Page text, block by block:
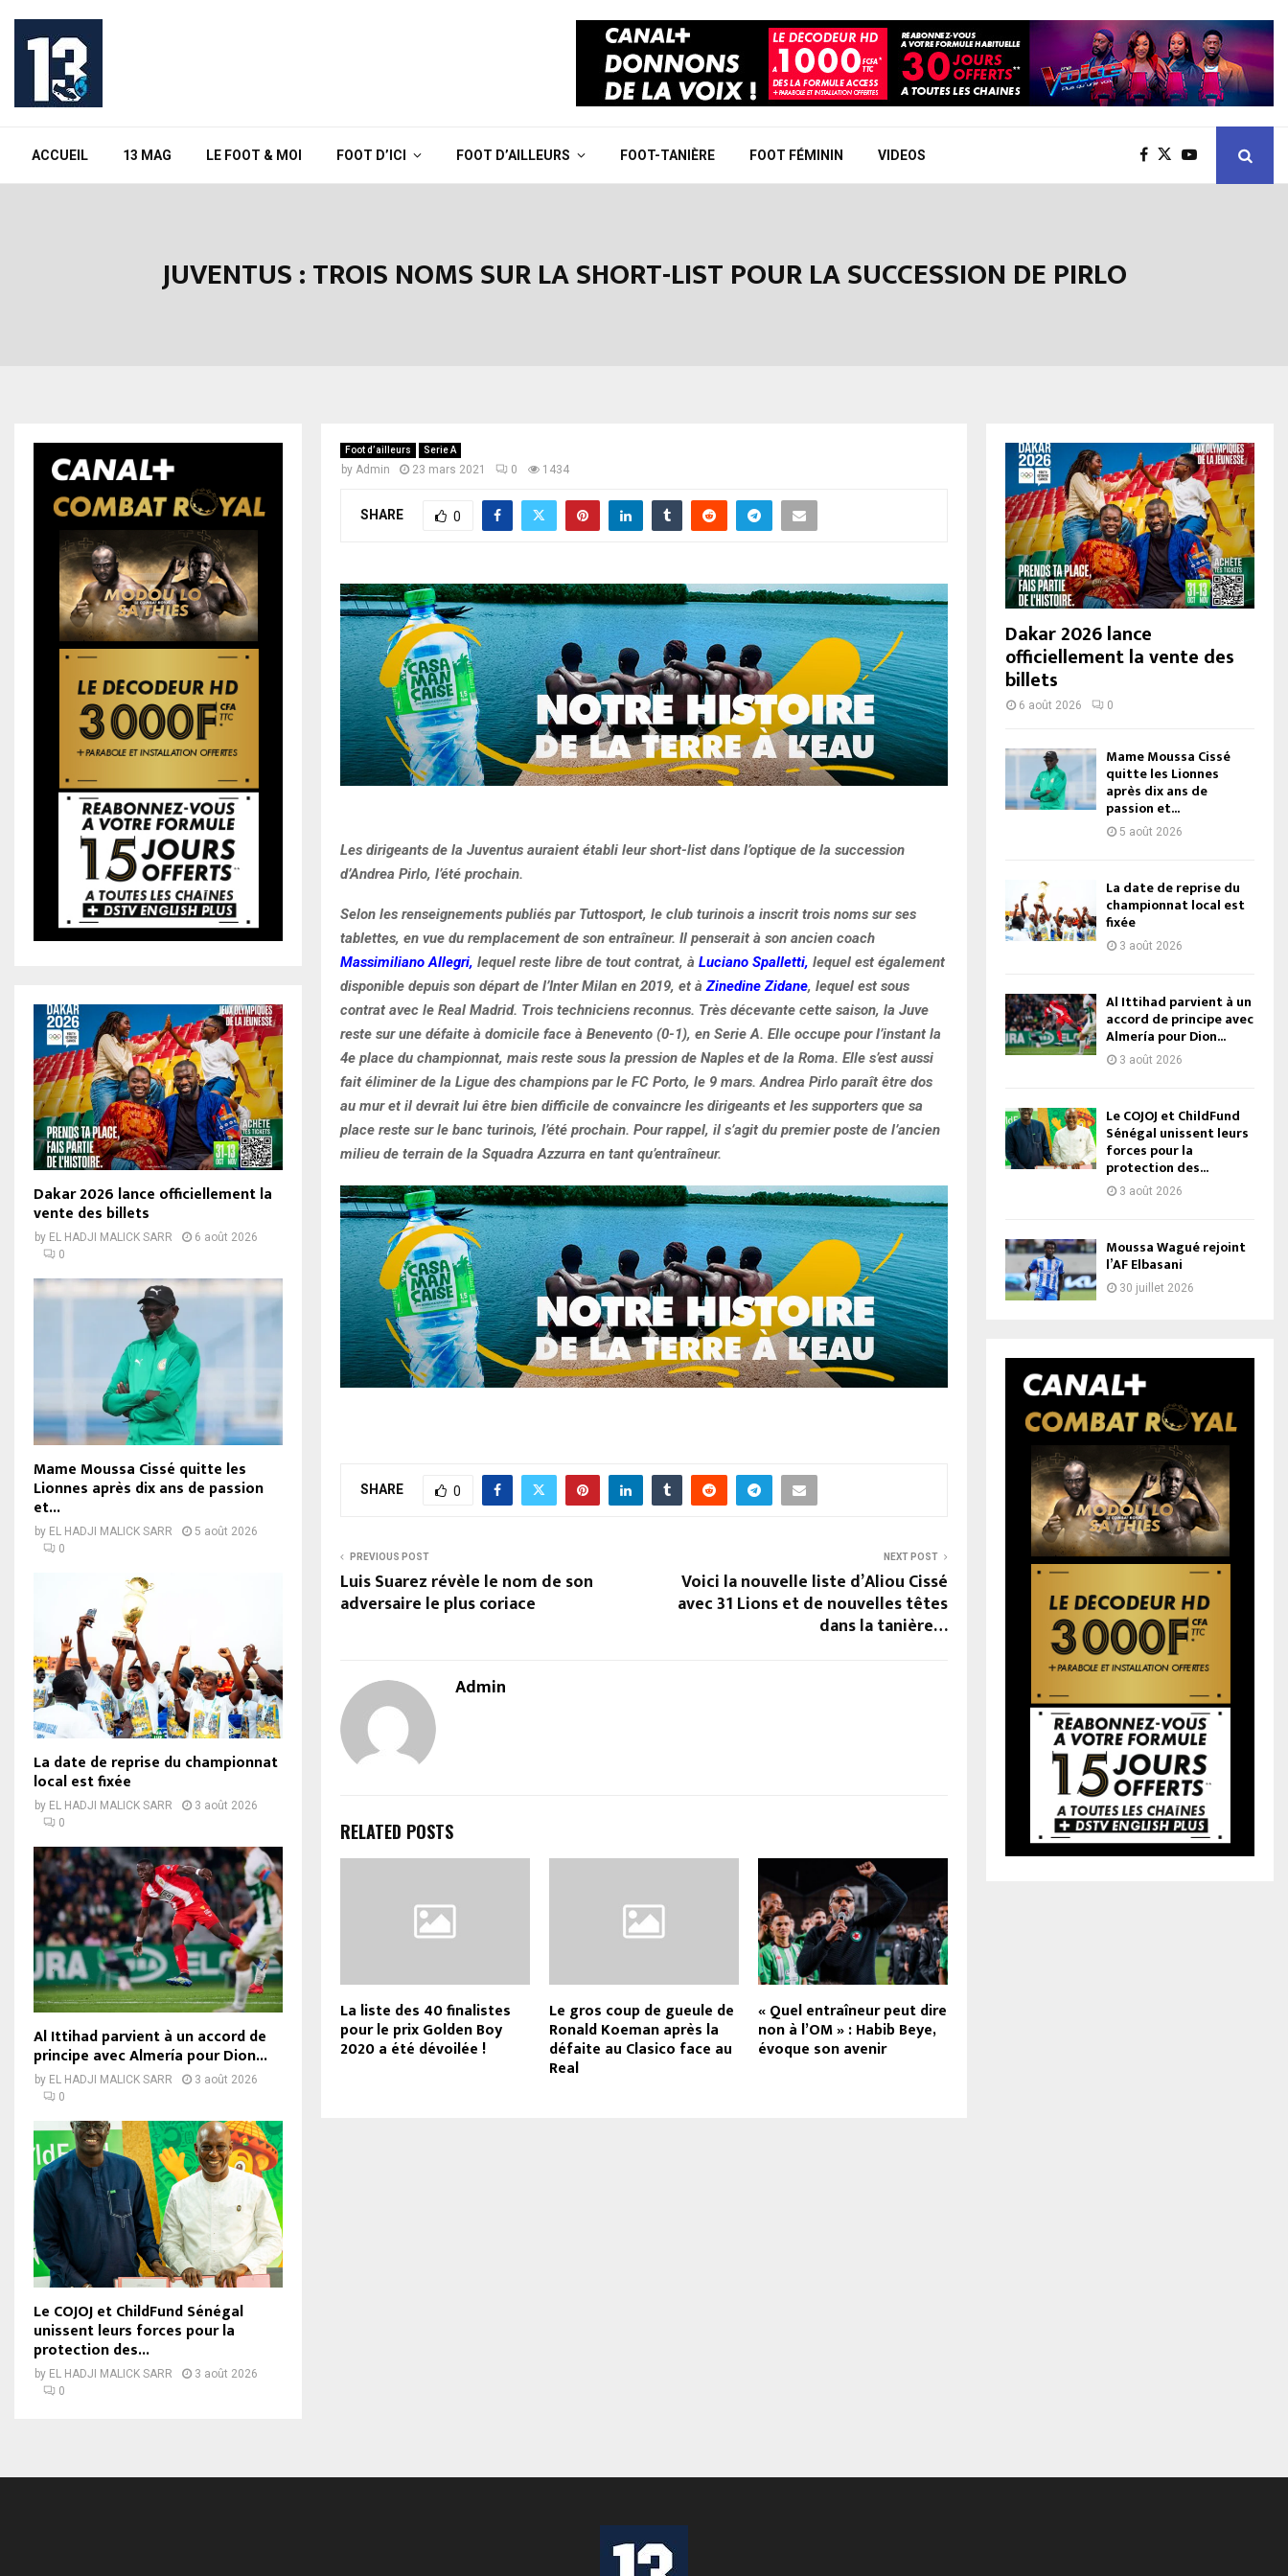
ACCUEIL 13 MAG LE FOOT & MOI FOOT D’ICI FOOT D’AILLEURS FOOT-TANIÈRE FOOT FÉMININ VIDEOS
JUVENTUS : TROIS NOMS SUR LA SHORT-LIST POUR LA SUCCESSION DE PIRLO
Foot d’ailleurs Serie A
by Admin 23 mars 2021 0 1434
SHARE 0
Les dirigeants de la Juventus auraient établi leur short-list dans l’optique de la succession
d’Andrea Pirlo, l’été prochain.
Selon les renseignements publiés par Tuttosport, le club turinois a inscrit trois noms sur ses
tablettes, en vue du remplacement de son entraîneur. Il penserait à son ancien coach
Massimiliano Allegri, lequel reste libre de tout contrat, à Luciano Spalletti, lequel est également
disponible depuis son départ de l’Inter Milan en 2019, et àZinedine Zidane, lequel est sous
contrat avec le Real Madrid. Trois techniciens reconnus. Très décevante cette saison, la Juve
reste sur une défaite à domicile face à Benevento (0-1), en Serie A. Elle occupe pour l’instant la
4e place du championnat, mais reste sous la pression de Naples et de la Roma. Elle s’est aussi
fait éliminer de la Ligue des champions par le FC Porto, le 9 mars. Andrea Pirlo paraît être dos
au mur et il devrait lui être bien difficile de convaincre les dirigeants et les supporters que sa
place reste sur le banc turinois, l’été prochain. Pour rappel, il s’agit du premier poste de l’ancien
milieu de terrain de la Squadra Azzurra en tant qu’entraîneur.
SHARE 0
PREVIOUS POST
Luis Suarez révèle le nom de son
adversaire le plus coriace
NEXT POST
Voici la nouvelle liste d’Aliou Cissé
avec 31 Lions et de nouvelles têtes
dans la tanière…
Admin
RELATED POSTS
La liste des 40 finalistes
pour le prix Golden Boy
2020 a été dévoilée !
Le gros coup de gueule de
Ronald Koeman après la
défaite au Clasico face au
Real
« Quel entraîneur peut dire
non à l’OM » : Habib Beye,
évoque son avenir
Dakar 2026 lance officiellement la
vente des billets
by EL HADJI MALICK SARR
6 août 2026
0
Mame Moussa Cissé quitte les
Lionnes après dix ans de passion
et...
by EL HADJI MALICK SARR
5 août 2026
0
La date de reprise du championnat
local est fixée
by EL HADJI MALICK SARR
3 août 2026
0
Al Ittihad parvient à un accord de
principe avec Almería pour Dion...
by EL HADJI MALICK SARR
3 août 2026
0
Le COJOJ et ChildFund Sénégal
unissent leurs forces pour la
protection des...
by EL HADJI MALICK SARR
3 août 2026
0
Dakar 2026 lance
officiellement la vente des
billets
6 août 2026 0
Mame Moussa Cissé
quitte les Lionnes
après dix ans de
passion et...
5 août 2026
La date de reprise du
championnat local est
fixée
3 août 2026
Al Ittihad parvient à un
accord de principe avec
Almería pour Dion...
3 août 2026
Le COJOJ et ChildFund
Sénégal unissent leurs
forces pour la
protection des...
3 août 2026
Moussa Wagué rejoint
l’AF Elbasani
30 juillet 2026